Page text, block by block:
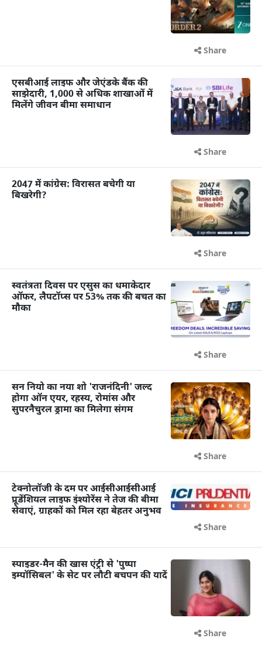
Share
एसबीआई लाइफ और जेएंडके बैंक की
साझेदारी, 1,000 से अधिक शाखाओं में
मिलेंगे जीवन बीमा समाधान
Share
2047 में कांग्रेस: विरासत बचेगी या
बिखरेगी?
Share
स्वतंत्रता दिवस पर एसुस का धमाकेदार
ऑफर, लैपटॉप्स पर 53% तक की बचत का
मौका
Share
सन नियो का नया शो 'राजनंदिनी' जल्द
होगा ऑन एयर, रहस्य, रोमांस और
सुपरनैचुरल ड्रामा का मिलेगा संगम
Share
टेक्नोलॉजी के दम पर आईसीआईसीआई
प्रूडेंशियल लाइफ इंश्योरेंस ने तेज की बीमा
सेवाएं, ग्राहकों को मिल रहा बेहतर अनुभव
Share
स्पाइडर-मैन की खास एंट्री से 'पुष्पा
इम्पॉसिबल' के सेट पर लौटी बचपन की यादें
Share